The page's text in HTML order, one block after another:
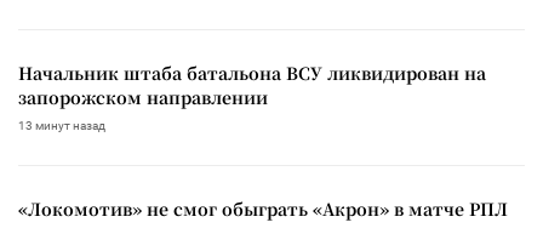
Начальник штаба батальона ВСУ ликвидирован на
запорожском направлении
13 минут назад
«Локомотив» не смог обыграть «Акрон» в матче РПЛ